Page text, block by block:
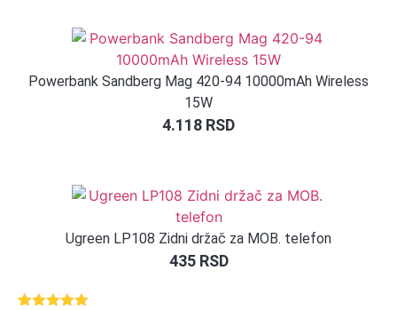
Powerbank Sandberg Mag 420-94 10000mAh Wireless
15W
4.118 RSD
Ugreen LP108 Zidni držač za MOB. telefon
435 RSD